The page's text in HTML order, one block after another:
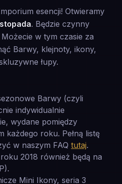
esencji! Otwieramy
. Będzie czynny
Możecie w tym czasie za
Barwy, klejnoty, ikony,
łupy.
Barwy (czyli
indywidualnie
wydane pomiędzy
każdego roku. Pełną listę
w naszym FAQ tutaj.
2018 również będą na
Mini Ikony, seria 3